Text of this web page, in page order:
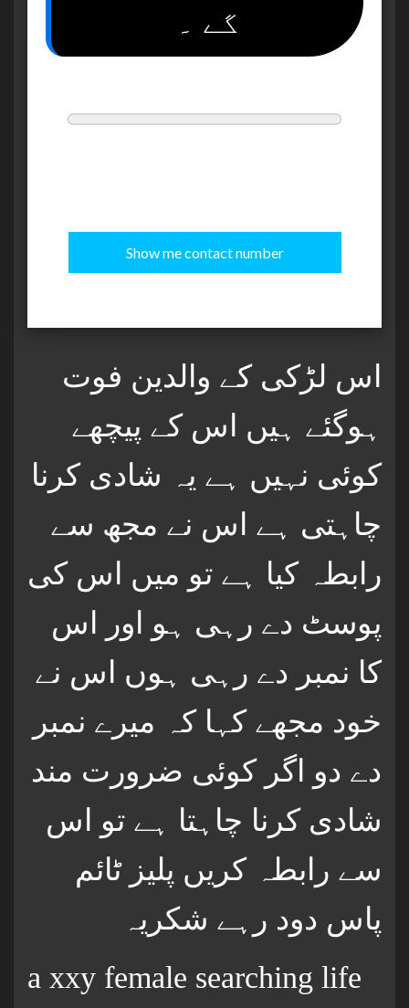
گے ۔
Show me contact number
اس لڑکی کے والدین فوت
ہوگئے ہیں اس کے پیچھے
کوئی نہیں ہے یہ شادی کرنا
چاہتی ہے اس نے مجھ سے
رابطہ کیا ہے تو میں اس کی
پوسٹ دے رہی ہو اور اس
کا نمبر دے رہی ہوں اس نے
خود مجھے کہا کہ میرے نمبر
دے دو اگر کوئی ضرورت مند
شادی کرنا چاہتا ہے تو اس
سے رابطہ کریں پلیز ٹائم
پاس دود رہے شکریہ
a xxy female searching life